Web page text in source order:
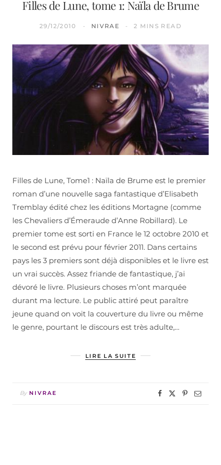
Filles de Lune, tome 1: Naïla de Brume
29/12/2010 NIVRAE 2 MINS READ
Filles de Lune, Tome1 : Naïla de Brume est le premier
roman d’une nouvelle saga fantastique d’Elisabeth
Tremblay édité chez les éditions Mortagne (comme
les Chevaliers d’Émeraude d’Anne Robillard). Le
premier tome est sorti en France le 12 octobre 2010 et
le second est prévu pour février 2011. Dans certains
pays les 3 premiers sont déjà disponibles et le livre est
un vrai succès. Assez friande de fantastique, j’ai
dévoré le livre. Plusieurs choses m’ont marquée
durant ma lecture. Le public attiré peut paraître
jeune quand on voit la couverture du livre ou même
le genre, pourtant le discours est très adulte,…
LIRE LA SUITE
By NIVRAE